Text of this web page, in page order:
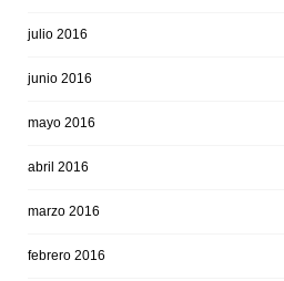
julio 2016
junio 2016
mayo 2016
abril 2016
marzo 2016
febrero 2016